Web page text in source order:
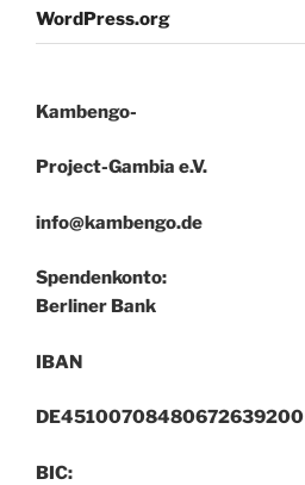
WordPress.org
Kambengo-
Project-Gambia e.V.
info@kambengo.de
Spendenkonto:
Berliner Bank
IBAN
DE45100708480672639200
BIC: